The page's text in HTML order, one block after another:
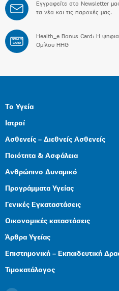
Εγγραφείτε στο Newsletter
τα νέα και τις παροχές μας.
BONUS
CARD
Health_e Bonus Card: H
Ομίλου HHG
Το Υγεία
Ιατροί
Ασθενείς – Διεθνείς Ασθενείς
Ποιότητα & Ασφάλεια
Ανθρώπινο Δυναμικό
Προγράμματα Υγείας
Γενικές Εγκαταστάσεις
Οικονομικές καταστάσεις
Άρθρα Υγείας
Επιστημονική – Εκπαιδευτική
Τιμοκατάλογος